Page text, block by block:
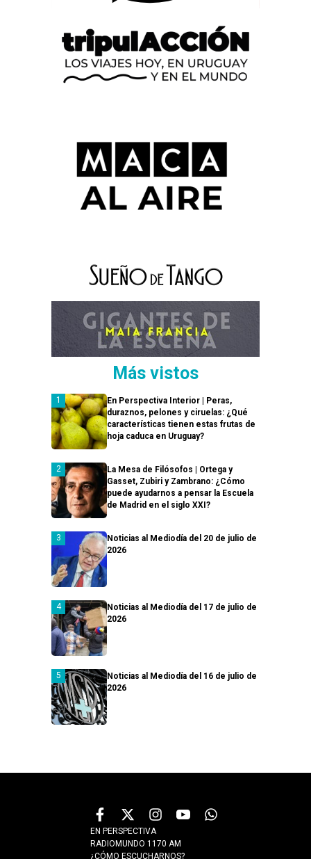
Más vistos
En Perspectiva Interior | Peras,
duraznos, pelones y ciruelas: ¿Qué
características tienen estas frutas de
hoja caduca en Uruguay?
La Mesa de Filósofos | Ortega y
Gasset, Zubiri y Zambrano: ¿Cómo
puede ayudarnos a pensar la Escuela
de Madrid en el siglo XXI?
Noticias al Mediodía del 20 de julio de
2026
Noticias al Mediodía del 17 de julio de
2026
Noticias al Mediodía del 16 de julio de
2026
EN PERSPECTIVA
RADIOMUNDO 1170 AM
¿CÓMO ESCUCHARNOS?